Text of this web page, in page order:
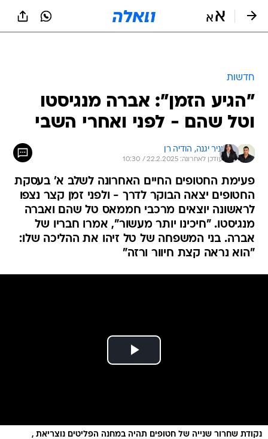
חדשות
"הגיע הזמן": אברה מנגיסטו
וטל שהם - לפני ואחרי השבי
יניר יגנה, הודיה רן
עודכן לאחרונה: 22.2.2025 / 10:30
פעימת החטופים החיים האחרונה לשלב א' בעסקת
החטופים יצאה הבוקר לדרך - ולפני זמן קצר נצפו
לראשונה יוצאים מרכבי חממאס טל שהם ואברה
מנגיסטו. "חיכינו יותר מעשור", אמרו חבריו של
אברה. בני המשפחה של טל זיהו את ההליכה שלו:
"הוא נראה קצת חיוור ורזה"
נקודת שחרור שנייה של חטופים תהיה במחנה הפליטים נוצריאת ,